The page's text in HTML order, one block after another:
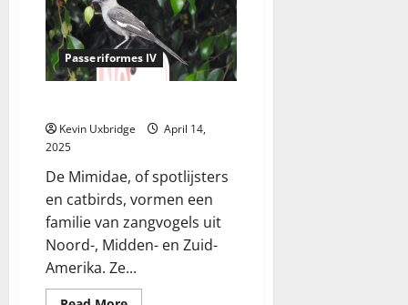
Passeriformes IV
Kevin Uxbridge
April 14,
2025
De Mimidae, of spotlijsters
en catbirds, vormen een
familie van zangvogels uit
Noord-, Midden- en Zuid-
Amerika. Ze...